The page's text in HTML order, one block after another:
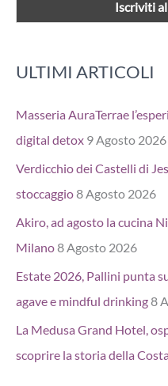
ULTIMI ARTICOLI
Masseria AuraTerrae
digital detox 9 Agosto 2026
Verdicchio dei Castelli di
stoccaggio8 Agosto 2026
Akiro, ad agosto la cucina
Milano8 Agosto 2026
Estate 2026, Pallini punta
agave e mindful drinking8
La Medusa Grand Hotel,
scoprire la storia della